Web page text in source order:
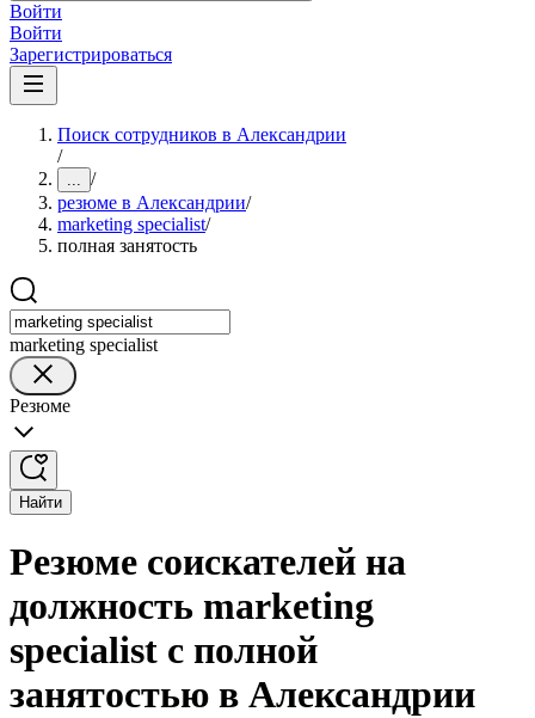
Войти
Войти
Зарегистрироваться
Поиск сотрудников в Александрии
/
... /
резюме в Александрии/
marketing specialist/
полная занятость
marketing specialist
Резюме
Найти
Резюме соискателей на
должность marketing
specialist с полной
занятостью в Александрии